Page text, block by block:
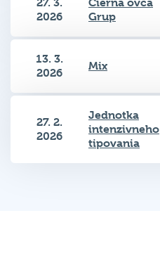
2026
Grup
13. 3.
2026
Mix
27. 2.
2026
Jednotka
intenzivneho
tipovania